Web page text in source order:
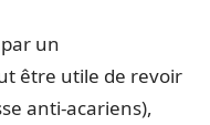
un
être utile de revoir
anti-acariens),